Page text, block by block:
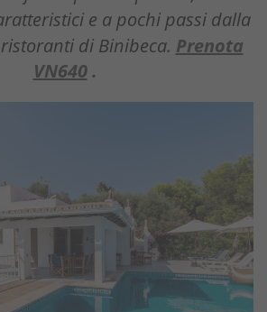
e a pochi passi dalla
di Binibeca. Prenota
VN640 .